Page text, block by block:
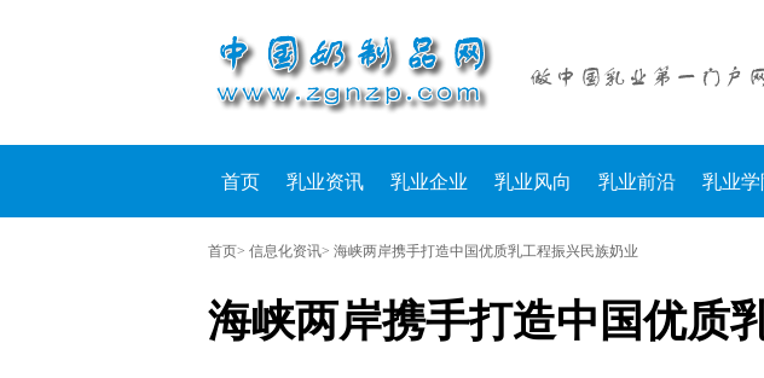
首页 乳业资讯 乳业企业 乳业风向 乳业前沿 乳业学
首页> 信息化资讯> 海峡两岸携手打造中国优质乳工程振兴民族奶业
海峡两岸携手打造中国优质